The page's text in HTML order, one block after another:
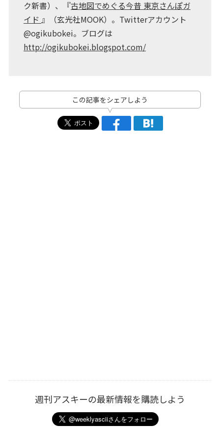
ク新書）、『古地図でめぐる今昔 東京さんぽガ
イド 』（玄光社MOOK）。Twitterアカウント
@ogikubokei。ブログは
http://ogikubokei.blogspot.com/
この記事をシェアしよう
週刊アスキーの最新情報を購読しよう